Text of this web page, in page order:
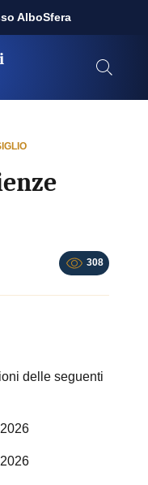
AlboSfera
308
delle seguenti